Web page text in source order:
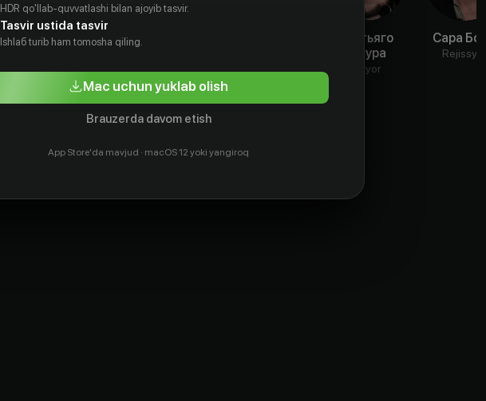
Артуро дель
Сантьяго
Сегура
Aktyor
Сара
Rejissyor
HDR qo'llab-quvvatlashi bilan ajoyib tasvir.
Tasvir ustida tasvir
Ishlаб turib ham tomosha qiling.
Mac uchun yuklab olish
Brauzerda davom etish
App Store'da mavjud · macOS 12 yoki yangiroq